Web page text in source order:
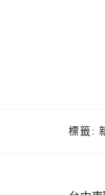
標籤: